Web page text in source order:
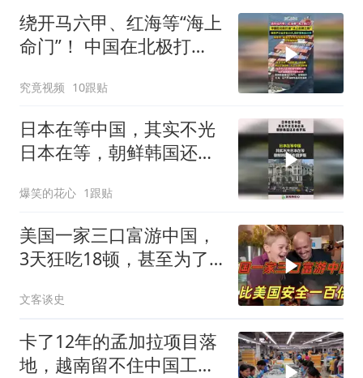
绕开马六甲、红海等“海上
命门”！ 中国在北极打
究竟视频 10跟贴
日本在等中国，其实不光
日本在等，朝鲜韩国还有
爆笑的花心 1跟贴
美国一家三口富游中国，
3天狂吃18顿，甚至为了
文客谈史
卡了12年的孟加拉项目落
地，越南留不住中国工